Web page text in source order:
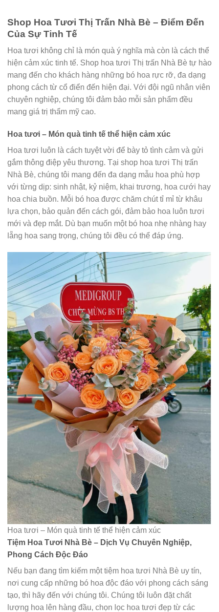
Shop Hoa Tươi Thị Trấn Nhà Bè – Điểm Đến
Của Sự Tinh Tế
Hoa tươi không chỉ là món quà ý nghĩa mà còn là cách thể
hiện cảm xúc tinh tế. Shop hoa tươi Thị trấn Nhà Bè tự hào
mang đến cho khách hàng những bó hoa rực rỡ, đa dạng
phong cách từ cổ điển đến hiện đại. Với đội ngũ nhân viên
chuyên nghiệp, chúng tôi đảm bảo mỗi sản phẩm đều
mang giá trị thẩm mỹ cao.
Hoa tươi – Món quà tinh tế thể hiện cảm xúc
Hoa tươi luôn là cách tuyệt vời để bày tỏ tình cảm và gửi
gắm thông điệp yêu thương. Tại shop hoa tươi Thị trấn
Nhà Bè, chúng tôi mang đến đa dạng mẫu hoa phù hợp
với từng dịp: sinh nhật, kỷ niệm, khai trương, hoa cưới hay
hoa chia buồn. Mỗi bó hoa được chăm chút tỉ mỉ từ khâu
lựa chọn, bảo quản đến cách gói, đảm bảo hoa luôn tươi
mới và đẹp mắt. Dù bạn muốn một bó hoa nhẹ nhàng hay
lẵng hoa sang trọng, chúng tôi đều có thể đáp ứng.
Hoa tươi – Món quà tinh tế thể hiện cảm xúc
Tiệm Hoa Tươi Nhà Bè – Dịch Vụ Chuyên Nghiệp,
Phong Cách Độc Đáo
Nếu bạn đang tìm kiếm một tiệm hoa tươi Nhà Bè uy tín,
nơi cung cấp những bó hoa độc đáo với phong cách sáng
tạo, thì hãy đến với chúng tôi. Chúng tôi luôn đặt chất
lượng hoa lên hàng đầu, chọn lọc hoa tươi đẹp từ các